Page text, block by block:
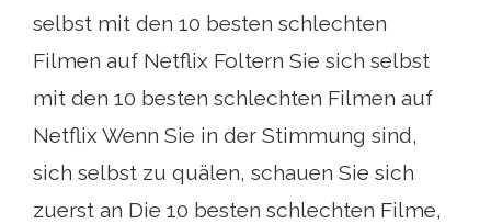
selbst mit den 10 besten schlechten
Filmen auf Netflix Foltern Sie sich selbst
mit den 10 besten schlechten Filmen auf
Netflix Wenn Sie in der Stimmung sind,
sich selbst zu quälen, schauen Sie sich
zuerst an Die 10 besten schlechten Filme,